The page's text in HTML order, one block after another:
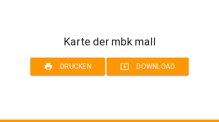
Karte der mbk mall
print DRUCKEN system_update_alt DOWNLOAD